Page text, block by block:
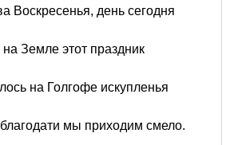
Воскресенья, день сегодня
Земле этот праздник
на Голгофе искупленья
мы приходим смело.